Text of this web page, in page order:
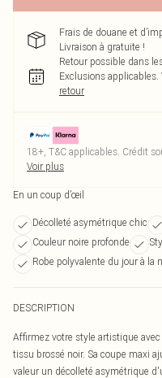
Frais de douane et
Livraison à gratuite !
Retour possible dans
Exclusions applicables.
retour
18+, T&C applicables. Crédit
Voir plus
En un coup d’œil
Décolleté asymétrique chic
Couleur noire profonde
Robe polyvalente du jour à la
DESCRIPTION
Affirmez votre style artistique
tissu brossé noir. Sa coupe maxi
valeur un décolleté asymétrique